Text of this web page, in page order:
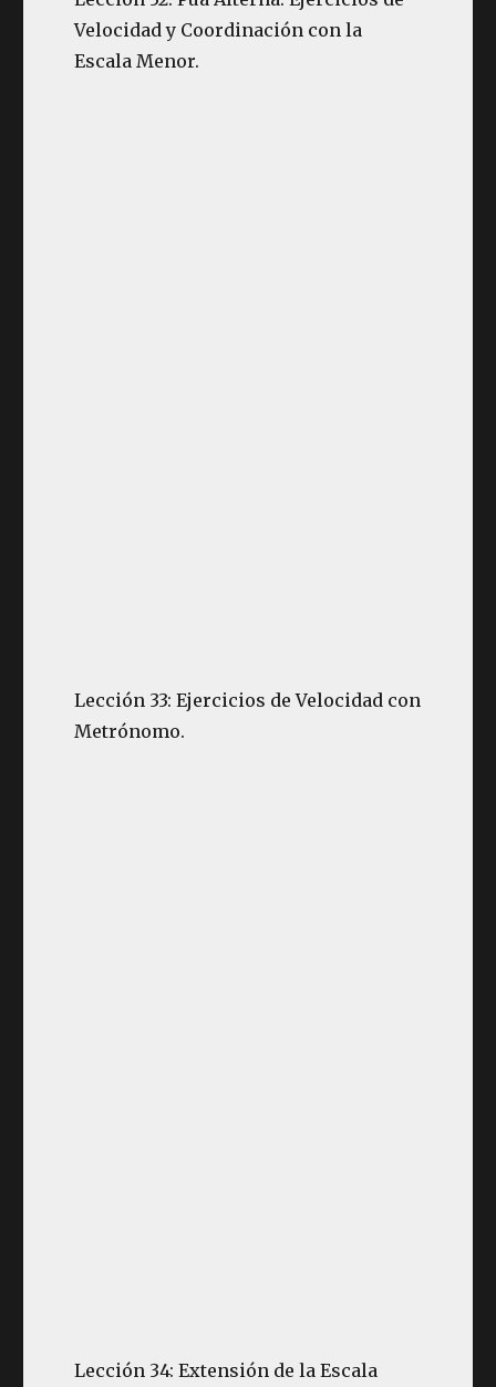
Velocidad y Coordinación con la
Escala Menor.
Lección 33: Ejercicios de Velocidad con
Metrónomo.
Lección 34: Extensión de la Escala